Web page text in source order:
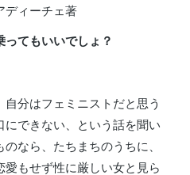
ディーチェ著
ってもいいでしょ？
分はフェミニストだと思う
できない、という話を聞い
なら、たちまちのうちに、
愛もせず性に厳しい女と見ら